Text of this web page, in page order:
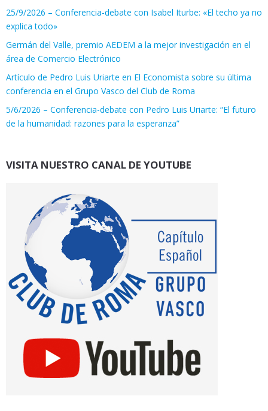
25/9/2026 – Conferencia-debate con Isabel Iturbe: «El techo ya no
explica todo»
Germán del Valle, premio AEDEM a la mejor investigación en el
área de Comercio Electrónico
Artículo de Pedro Luis Uriarte en El Economista sobre su última
conferencia en el Grupo Vasco del Club de Roma
5/6/2026 – Conferencia-debate con Pedro Luis Uriarte: “El futuro
de la humanidad: razones para la esperanza”
VISITA NUESTRO CANAL DE YOUTUBE